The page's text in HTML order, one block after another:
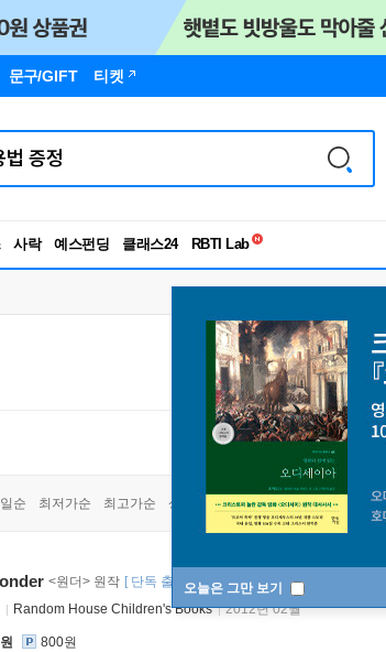
문구/GIFT 티켓
사락 예스펀딩 클래스24
독서유형검사
오늘은 그만 보기
순 최저가순 최고가순 상품명순
<원더> 원작 [ 단독 출간 EPUB]
Random House Children's Books 2012년 02월
원 800원